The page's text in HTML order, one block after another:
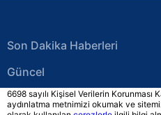
Son Dakika Haberleri
Güncel
Ekonomi Haberleri
6698 sayılı Kişisel Verilerin Korunması
aydınlatma metnimizi okumak ve